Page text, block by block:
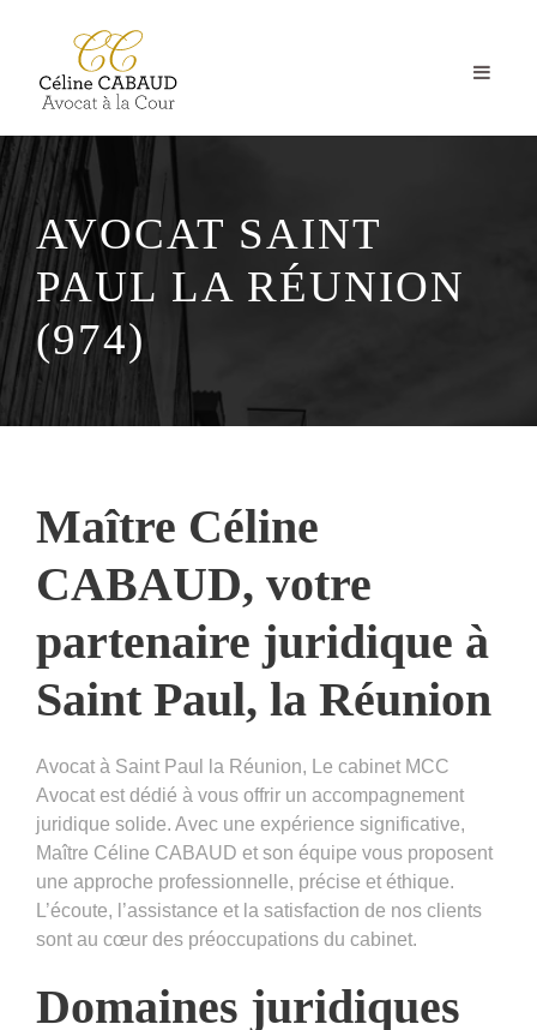
AVOCAT SAINT
PAUL LA RÉUNION
(974)
Maître Céline
CABAUD, votre
partenaire juridique à
Saint Paul, la Réunion
Avocat à Saint Paul la Réunion, Le cabinet MCC
Avocat est dédié à vous offrir un accompagnement
juridique solide. Avec une expérience significative,
Maître Céline CABAUD et son équipe vous proposent
une approche professionnelle, précise et éthique.
L’écoute, l’assistance et la satisfaction de nos clients
sont au cœur des préoccupations du cabinet.
Domaines juridiques